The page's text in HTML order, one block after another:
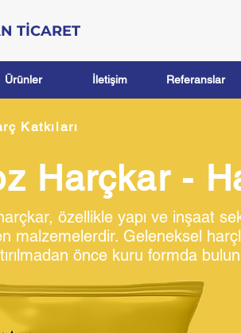
TİCARET
Ürünler İletişim Referanslar
Katkıları
Harçkar -
özellikle yapı ve inşaat
malzemelerdir. Geleneksel
önce kuru formda